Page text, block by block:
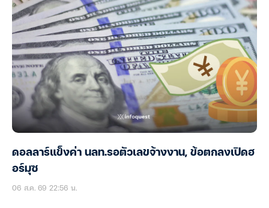
ดอลลาร์แข็งค่า นลท.รอตัวเลขจ้างงาน, ข้อตกลงเปิดฮ
อร์มุซ
06 ส.ค. 69 22:56 น.